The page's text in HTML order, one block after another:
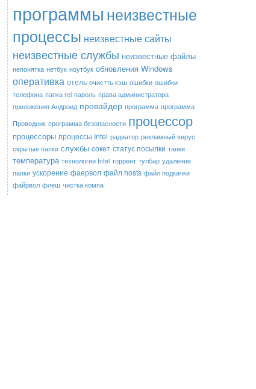
программынеизвестные
процессы неизвестные сайты
неизвестные службы неизвестные файлы
непонятка нетбук ноутбук обновления Windows
оперативка отель очистть кэш ошибки ошибки
телефона папка rei пароль права администратора
приложения Андроид провайдер программа программа
Проводник программа безопасности процессор
процессоры процессы Intel радиатор рекламный вирус
скрытые папки службы сокет статус посылки танки
температура технологии Intel торрент тулбар удаление
папки ускорение фаервол файл hosts файл подкачки
файрвол флеш чистка компа